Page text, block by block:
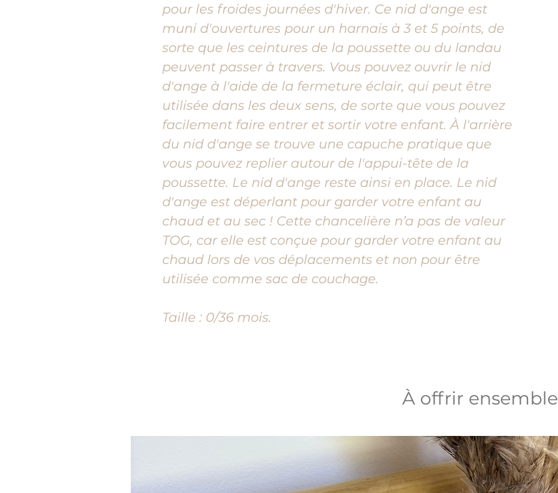
pour les froides journées d'hiver. Ce nid d'ange est
muni d'ouvertures pour un harnais à 3 et 5 points, de
sorte que les ceintures de la poussette ou du landau
peuvent passer à travers. Vous pouvez ouvrir le nid
d'ange à l'aide de la fermeture éclair, qui peut être
utilisée dans les deux sens, de sorte que vous pouvez
facilement faire entrer et sortir votre enfant. À l'arrière
du nid d'ange se trouve une capuche pratique que
vous pouvez replier autour de l'appui-tête de la
poussette. Le nid d'ange reste ainsi en place. Le nid
d'ange est déperlant pour garder votre enfant au
chaud et au sec ! Cette chancelière n’a pas de valeur
TOG, car elle est conçue pour garder votre enfant au
chaud lors de vos déplacements et non pour être
utilisée comme sac de couchage.
Taille : 0/36 mois.
À offrir ensemble